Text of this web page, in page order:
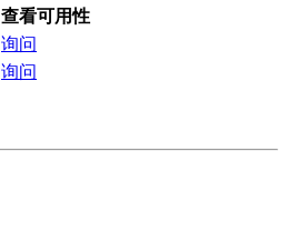
查看可用性
询问
询问